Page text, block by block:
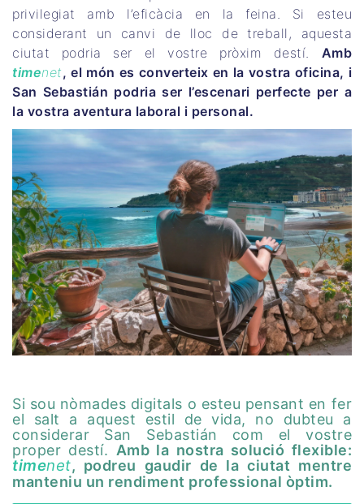
privilegiat amb l’eficàcia en la feina. Si esteu
considerant un canvi de lloc de treball, aquesta
ciutat podria ser el vostre pròxim destí. Amb
timenet, el món es converteix en la vostra oficina, i
San Sebastián podria ser l’escenari perfecte per a
la vostra aventura laboral i personal.
Si sou nòmades digitals o esteu pensant en fer
el salt a aquest estil de vida, no dubteu a
considerar San Sebastián com el vostre
proper destí. Amb la nostra solució flexible:
timenet, podreu gaudir de la ciutat mentre
manteniu un rendiment professional òptim.